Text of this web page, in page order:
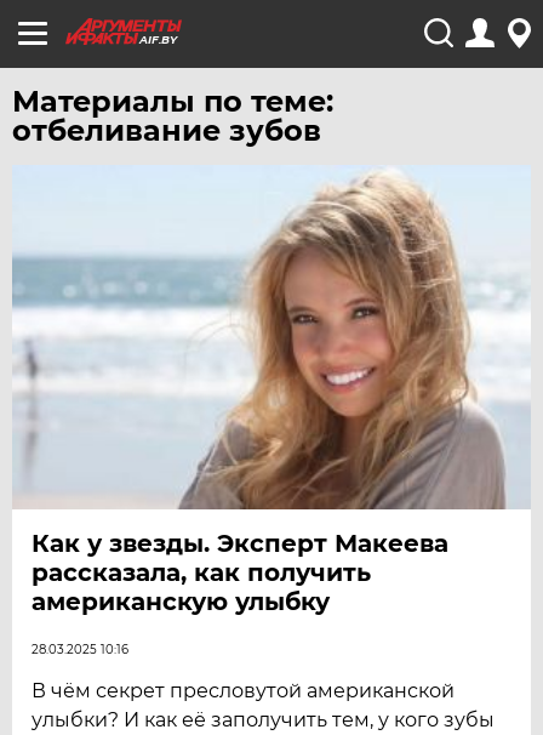
AIF.BY
Материалы по теме:
отбеливание зубов
Как у звезды. Эксперт Макеева
рассказала, как получить
американскую улыбку
28.03.2025 10:16
В чём секрет пресловутой американской
улыбки? И как её заполучить тем, у кого зубы